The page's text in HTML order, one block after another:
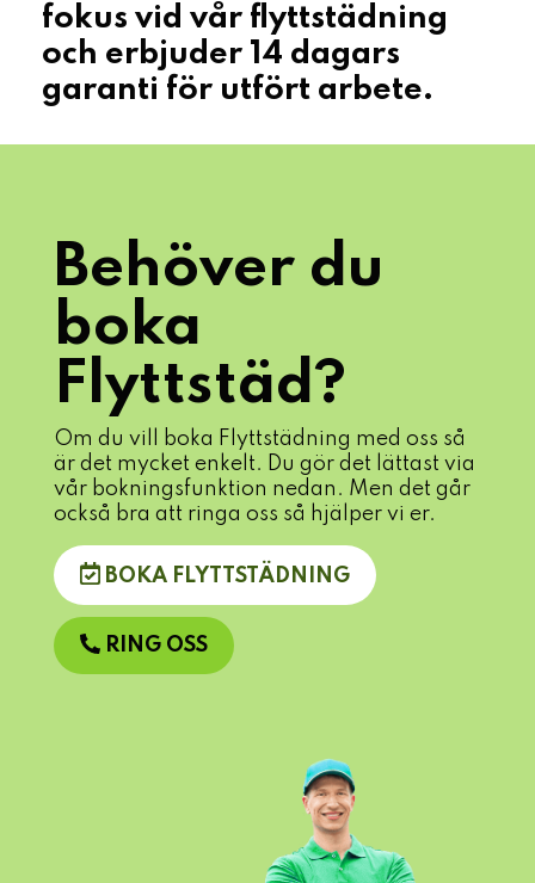
fokus vid vår flyttstädning
och erbjuder 14 dagars
garanti för utfört arbete.
Behöver du
boka
Flyttstäd?
Om du vill boka Flyttstädning med oss så
är det mycket enkelt. Du gör det lättast via
vår bokningsfunktion nedan. Men det går
också bra att ringa oss så hjälper vi er.
BOKA FLYTTSTÄDNING
RING OSS